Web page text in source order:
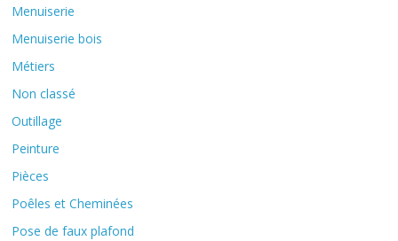
Menuiserie
Menuiserie bois
Métiers
Non classé
Outillage
Peinture
Pièces
Poêles et Cheminées
Pose de faux plafond